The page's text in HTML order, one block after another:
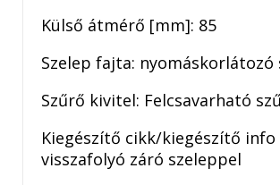
Külső átmérő [mm]: 85
Szelep fajta: nyomáskorlátozó
Szűrő kivitel: Felcsavarható
Kiegészítő cikk/kiegészítő info
visszafolyó záró szeleppel